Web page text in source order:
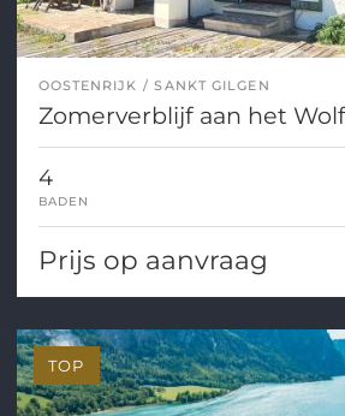
OOSTENRIJK SANKT GILGEN
Zomerverblijf aan het
4
BADEN
Prijs op aanvraag
TOP